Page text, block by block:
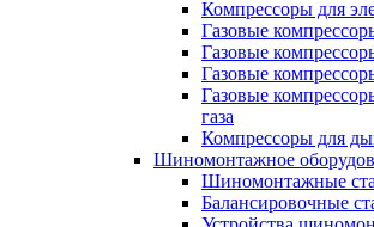
Компрессоры для
Газовые
Газовые
Газовые
Газовые
газа
Компрессоры для
Шиномонтажное
Шиномонтажные
Балансировочные